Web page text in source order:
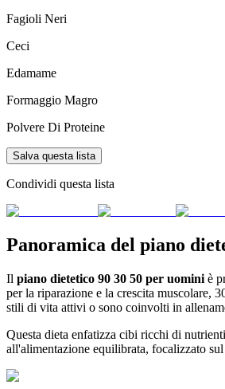
Fagioli Neri
Ceci
Edamame
Formaggio Magro
Polvere Di Proteine
Salva questa lista
Condividi questa lista
Panoramica del piano
Il piano dietetico 90 30 50 per uomini è
per la riparazione e la crescita muscolare,
stili di vita attivi o sono coinvolti in
Questa dieta enfatizza cibi ricchi di
all'alimentazione equilibrata, focalizzato